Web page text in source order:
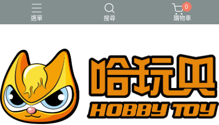
選單 搜尋
FUNKO RE-MENT 中古二手品
庫柏力克Be@rbrick
酸雨戰爭
0
購物車